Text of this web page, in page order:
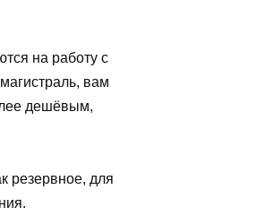
на работу с
вам
дешёвым,
резервное, для